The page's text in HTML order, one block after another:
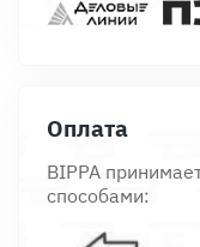
Оплата
BIPPA
способами: